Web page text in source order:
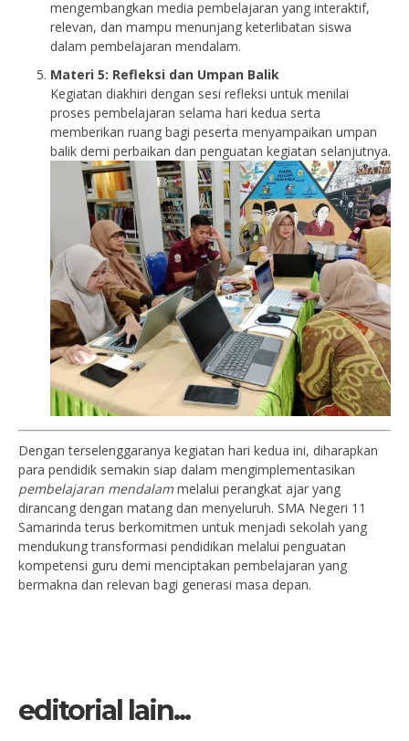
mengembangkan media pembelajaran yang interaktif,
relevan, dan mampu menunjang keterlibatan siswa
dalam pembelajaran mendalam.
Materi 5: Refleksi dan Umpan Balik
Kegiatan diakhiri dengan sesi refleksi untuk menilai
proses pembelajaran selama hari kedua serta
memberikan ruang bagi peserta menyampaikan umpan
balik demi perbaikan dan penguatan kegiatan selanjutnya.
Dengan terselenggaranya kegiatan hari kedua ini, diharapkan
para pendidik semakin siap dalam mengimplementasikan
pembelajaran mendalammelalui perangkat ajar yang
dirancang dengan matang dan menyeluruh. SMA Negeri 11
Samarinda terus berkomitmen untuk menjadi sekolah yang
mendukung transformasi pendidikan melalui penguatan
kompetensi guru demi menciptakan pembelajaran yang
bermakna dan relevan bagi generasi masa depan.
editorial lain...